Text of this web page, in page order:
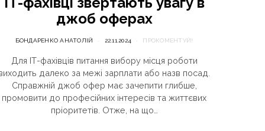
джоб оферах
БОНДАРЕНКО АНАТОЛІЙ 22.11.2024 ПРОКОМЕНТУЙ!
Для ІТ-фахівців питання вибору місця роботи
далеко за межі зарплати або назв посад.
Справжній джоб офер має зачепити глибше,
промовити до професійних інтересів та життєвих
пріоритетів. Отже, на що…